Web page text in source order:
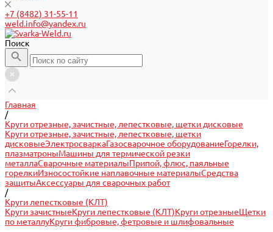
+7 (8482) 31-55-11
weld.info@yandex.ru
Поиск
Главная
/
Круги отрезные, зачистные, лепестковые, щетки дисковые
Круги отрезные, зачистные, лепестковые, щетки
дисковыеЭлектросваркаГазосварочное оборудованиеГорелки,
плазматроныМашины для термической резки
металлаСварочные материалыПрипой, флюс, паяльные
горелкиИзносостойкие наплавочные материалыСредства
защитыАксессуары для сварочных работ
/
Круги лепестковые (КЛТ)
Круги зачистныеКруги лепестковые (КЛТ)Круги отрезныеЩетки
по металлуКруги фибровые, фетровые и шлифовальные